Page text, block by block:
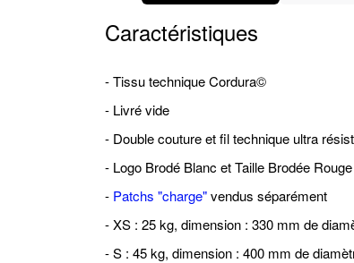
Caractéristiques
- Tissu technique Cordura©
- Livré vide
- Double couture et fil technique ultra
- Logo Brodé Blanc et Taille Brodée Rouge
- Patchs "charge"vendus séparément
- XS : 25 kg, dimension : 330 mm de
- S : 45 kg, dimension : 400 mm de